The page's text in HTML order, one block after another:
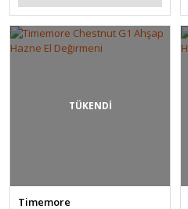
TÜKENDİ
Timemore